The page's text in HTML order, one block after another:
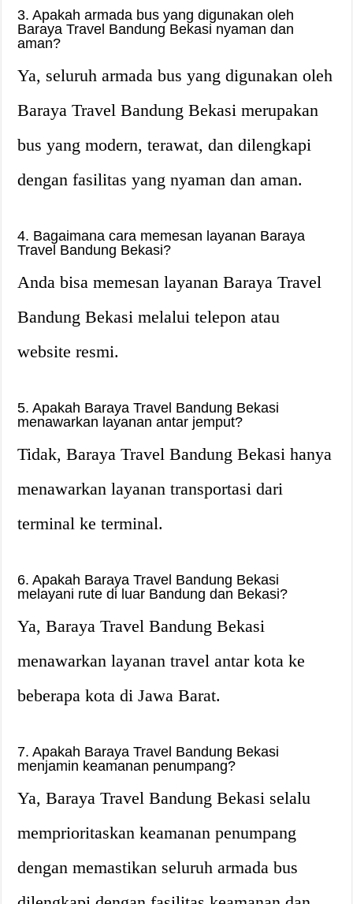
3. Apakah armada bus yang digunakan oleh
Baraya Travel Bandung Bekasi nyaman dan
aman?
Ya, seluruh armada bus yang digunakan oleh
Baraya Travel Bandung Bekasi merupakan
bus yang modern, terawat, dan dilengkapi
dengan fasilitas yang nyaman dan aman.
4. Bagaimana cara memesan layanan Baraya
Travel Bandung Bekasi?
Anda bisa memesan layanan Baraya Travel
Bandung Bekasi melalui telepon atau
website resmi.
5. Apakah Baraya Travel Bandung Bekasi
menawarkan layanan antar jemput?
Tidak, Baraya Travel Bandung Bekasi hanya
menawarkan layanan transportasi dari
terminal ke terminal.
6. Apakah Baraya Travel Bandung Bekasi
melayani rute di luar Bandung dan Bekasi?
Ya, Baraya Travel Bandung Bekasi
menawarkan layanan travel antar kota ke
beberapa kota di Jawa Barat.
7. Apakah Baraya Travel Bandung Bekasi
menjamin keamanan penumpang?
Ya, Baraya Travel Bandung Bekasi selalu
memprioritaskan keamanan penumpang
dengan memastikan seluruh armada bus